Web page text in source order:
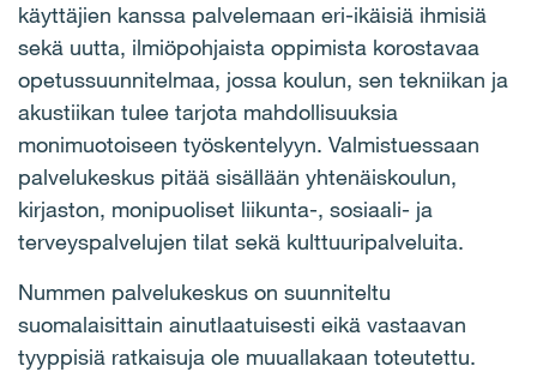
käyttäjien kanssa palvelemaan eri-ikäisiä ihmisiä
sekä uutta, ilmiöpohjaista oppimista korostavaa
opetussuunnitelmaa, jossa koulun, sen tekniikan ja
akustiikan tulee tarjota mahdollisuuksia
monimuotoiseen työskentelyyn. Valmistuessaan
palvelukeskus pitää sisällään yhtenäiskoulun,
kirjaston, monipuoliset liikunta-, sosiaali- ja
terveyspalvelujen tilat sekä kulttuuripalveluita.
Nummen palvelukeskus on suunniteltu
suomalaisittain ainutlaatuisesti eikä vastaavan
tyyppisiä ratkaisuja ole muuallakaan toteutettu.